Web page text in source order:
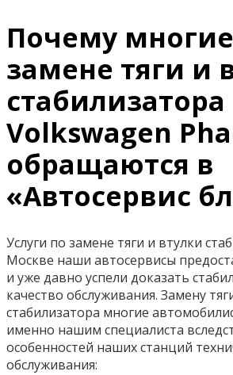
Почему
замене тяги и
стабилизатора
Volkswagen
обращаются в
«Автосервис
Услуги по замене тяги и втулки
Москве наши автосервисы
и уже давно успели доказать
качество обслуживания. Замену
стабилизатора многие
именно нашим специалиста
особенностей наших станций
обслуживания: